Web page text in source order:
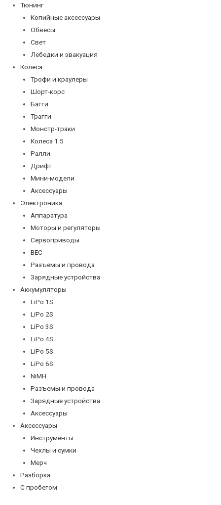
Тюнинг
Копийные аксессуары
Обвесы
Свет
Лебедки и эвакуация
Колеса
Трофи и краулеры
Шорт-корс
Багги
Трагги
Монстр-траки
Колеса 1:5
Ралли
Дрифт
Мини-модели
Аксессуары
Электроника
Аппаратура
Моторы и регуляторы
Сервоприводы
BEC
Разъемы и провода
Зарядные устройства
Аккумуляторы
LiPo 1S
LiPo 2S
LiPo 3S
LiPo 4S
LiPo 5S
LiPo 6S
NiMH
Разъемы и провода
Зарядные устройства
Аксессуары
Аксессуары
Инструменты
Чехлы и сумки
Мерч
Разборка
С пробегом